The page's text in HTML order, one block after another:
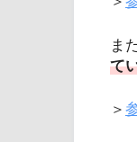
ま
て
＞